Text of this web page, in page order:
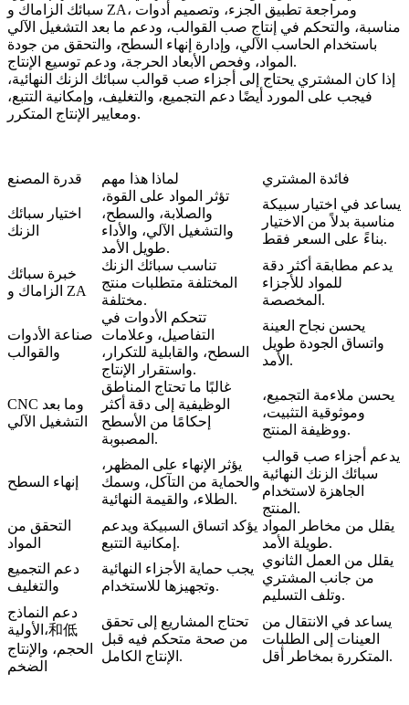
سبائك الزاماك و ZA، ومراجعة تطبيق الجزء، وتصميم أدوات
مناسبة، والتحكم في إنتاج صب القوالب، ودعم ما بعد التشغيل الآلي
باستخدام الحاسب الآلي، وإدارة إنهاء السطح، والتحقق من جودة
المواد، وفحص الأبعاد الحرجة، ودعم توسيع الإنتاج.
إذا كان المشتري يحتاج إلى أجزاء صب قوالب سبائك الزنك النهائية،
فيجب على المورد أيضًا دعم التجميع، والتغليف، وإمكانية التتبع،
ومعايير الإنتاج المتكرر.
قدرة المصنع لماذا هذا مهم فائدة المشتري
اختيار سبائك
الزنك
تؤثر المواد على القوة،
والصلابة، والسطح،
والتشغيل الآلي، والأداء
طويل الأمد.
يساعد في اختيار سبيكة
مناسبة بدلاً من الاختيار
بناءً على السعر فقط.
خبرة سبائك
الزاماك و ZA
تناسب سبائك الزنك
المختلفة متطلبات منتج
مختلفة.
يدعم مطابقة أكثر دقة
للمواد للأجزاء
المخصصة.
صناعة الأدوات
والقوالب
تتحكم الأدوات في
التفاصيل، وعلامات
السطح، والقابلية للتكرار،
واستقرار الإنتاج.
يحسن نجاح العينة
واتساق الجودة طويل
الأمد.
CNC وما بعد
التشغيل الآلي
غالبًا ما تحتاج المناطق
الوظيفية إلى دقة أكثر
إحكامًا من الأسطح
المصبوبة.
يحسن ملاءمة التجميع،
وموثوقية التثبيت،
ووظيفة المنتج.
إنهاء السطح
يؤثر الإنهاء على المظهر،
والحماية من التآكل، وسمك
الطلاء، والقيمة النهائية.
يدعم أجزاء صب قوالب
سبائك الزنك النهائية
الجاهزة لاستخدام
المنتج.
التحقق من
المواد
يؤكد اتساق السبيكة ويدعم
إمكانية التتبع.
يقلل من مخاطر المواد
طويلة الأمد.
دعم التجميع
والتغليف
يجب حماية الأجزاء النهائية
وتجهيزها للاستخدام.
يقلل من العمل الثانوي
من جانب المشتري
وتلف التسليم.
دعم النماذج
الأولية،和低
الحجم، والإنتاج
الضخم
تحتاج المشاريع إلى تحقق
من صحة متحكم فيه قبل
الإنتاج الكامل.
يساعد في الانتقال من
العينات إلى الطلبات
المتكررة بمخاطر أقل.